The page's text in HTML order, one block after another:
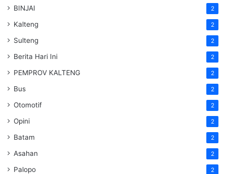
BINJAI 2
Kalteng 2
Sulteng 2
Berita Hari Ini 2
PEMPROV KALTENG 2
Bus 2
Otomotif 2
Opini 2
Batam 2
Asahan 2
Palopo 2